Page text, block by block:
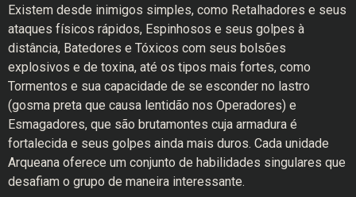
Existem desde inimigos simples, como Retalhadores e seus
ataques físicos rápidos, Espinhosos e seus golpes à
distância, Batedores e Tóxicos com seus bolsões
explosivos e de toxina, até os tipos mais fortes, como
Tormentos e sua capacidade de se esconder no lastro
(gosma preta que causa lentidão nos Operadores) e
Esmagadores, que são brutamontes cuja armadura é
fortalecida e seus golpes ainda mais duros. Cada unidade
Arqueana oferece um conjunto de habilidades singulares que
desafiam o grupo de maneira interessante.